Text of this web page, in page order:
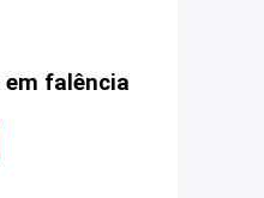
falência